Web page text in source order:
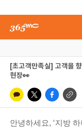
[초고객만족실] 고객을
현장👀
안녕하세요, ‘지방